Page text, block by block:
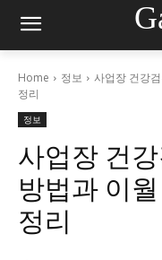
Home 정보
사업장 건강
정리
정보
사업장 건
방법과 이
정리